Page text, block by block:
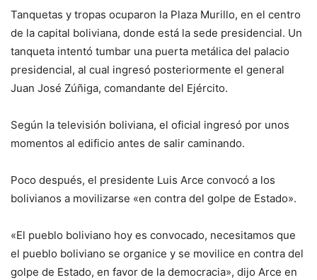
Tanquetas y tropas ocuparon la Plaza Murillo, en el centro
de la capital boliviana, donde está la sede presidencial. Un
tanqueta intentó tumbar una puerta metálica del palacio
presidencial, al cual ingresó posteriormente el general
Juan José Zúñiga, comandante del Ejército.
Según la televisión boliviana, el oficial ingresó por unos
momentos al edificio antes de salir caminando.
Poco después, el presidente Luis Arce convocó a los
bolivianos a movilizarse «en contra del golpe de Estado».
«El pueblo boliviano hoy es convocado, necesitamos que
el pueblo boliviano se organice y se movilice en contra del
golpe de Estado, en favor de la democracia», dijo Arce en